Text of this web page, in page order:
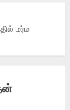
மர்ம